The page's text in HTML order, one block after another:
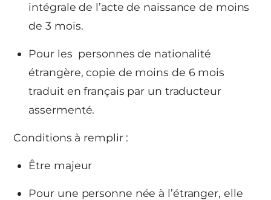
intégrale de l’acte de naissance de moins
de 3 mois.
Pour les personnes de nationalité
étrangère, copie de moins de 6 mois
traduit en français par un traducteur
assermenté.
Conditions à remplir :
Être majeur
Pour une personne née à l’étranger, elle